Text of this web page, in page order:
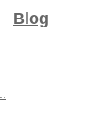
Blog